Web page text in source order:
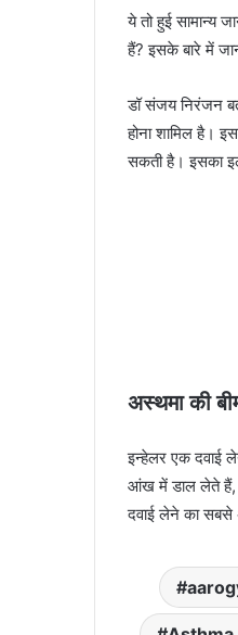
ये तो हुई सामान्य
हैं? इसके बारे में
डॉ संजय निरंजन
होना शामिल है।
सकती है। इसका
अस्थमा की
इन्हेलर एक दवाई
आंख में डाल लेते हैं,
दवाई लेने का सबसे